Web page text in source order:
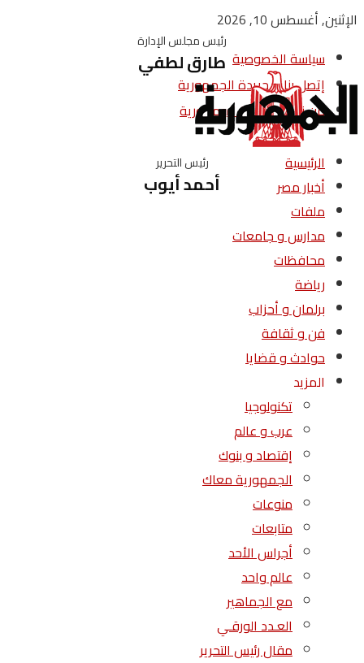
الإثنين, أغسطس 10, 2026
سياسة الخصوصية
إتصل بنا – جريدة الجمهورية
من نحن – جريدة الجمهورية
رئيس مجلس الإدارة
طارق لطفي
رئيس التحرير
أحمد أيوب
الرئيسية
أخبار مصر
ملفات
مدارس و جامعات
محافظات
رياضة
برلمان و أحزاب
فن و ثقافة
حوادث و قضايا
المزيد
تكنولوجيا
عرب و عالم
إقتصاد و بنوك
الجمهورية معاك
منوعات
متابعات
أجراس الأحد
عالم واحد
مع الجماهير
العـدد الورقـي
مقال رئيس التحرير